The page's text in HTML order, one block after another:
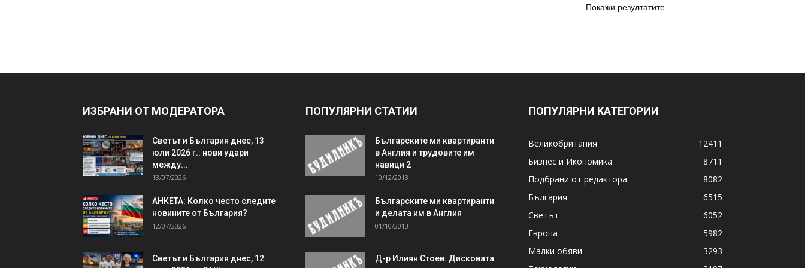
Покажи резултатите
ИЗБРАНИ ОТ МОДЕРАТОРА
Светът и България днес, 13
юли 2026 г.: нови удари
между...
13/07/2026
АНКЕТА: Колко често следите
новините от България?
12/07/2026
Светът и България днес, 12
ПОПУЛЯРНИ СТАТИИ
Българските ми квартиранти
в Англия и трудовите им
навици 2
10/12/2013
Българските ми квартиранти
и делата им в Англия
01/10/2013
Д-р Илиян Стоев: Дисковата
ПОПУЛЯРНИ КАТЕГОРИИ
Великобритания
12411
Бизнес и Икономика
8711
Подбрани от редактора
8082
България
6515
Светът
6052
Европа
5982
Малки обяви
3293